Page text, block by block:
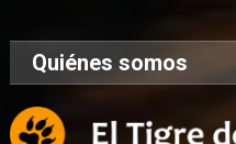
Quiénes somos